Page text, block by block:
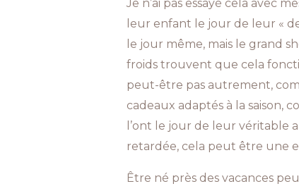
Je n’ai pas essayé cela avec
leur enfant le jour de leur «
le jour même, mais le grand
froids trouvent que cela
peut-être pas autrement,
cadeaux adaptés à la saison,
l’ont le jour de leur véritable
retardée, cela peut être une
Être né près des vacances